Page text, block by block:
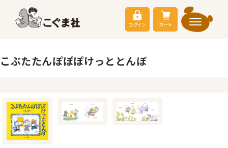
ログイン カート
こぶたたんぽぽぽけっととんぼ